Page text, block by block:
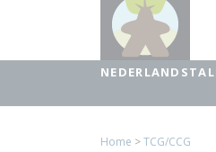
Home >TCG/CCG